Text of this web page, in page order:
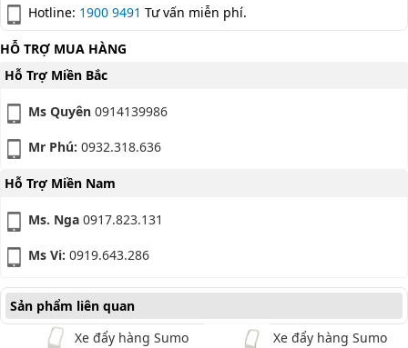
Hotline: 1900 9491 Tư vấn miễn phí.
HỖ TRỢ MUA HÀNG
Hỗ Trợ Miền Bắc
Ms Quyên 0914139986
Mr Phú: 0932.318.636
Hỗ Trợ Miền Nam
Ms. Nga 0917.823.131
Ms Vi: 0919.643.286
Sản phẩm liên quan
Xe đẩy hàng Sumo
Xe đẩy hàng Sumo